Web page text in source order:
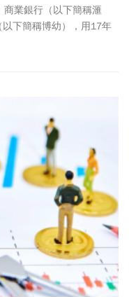
業銀行（以下簡稱滙
下簡稱博幼），用17年
顧課業，也養成多元能